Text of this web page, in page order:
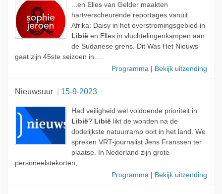
...en Elles van Gelder maakten
hartverscheurende reportages vanuit
Afrika: Daisy in het overstromingsgebied in
Libiëen Elles in vluchtelingenkampen aan
de Sudanese grens. Dit Was Het Nieuws
gaat zijn 45ste seizoen in....
Programma | Bekijk uitzending
Nieuwsuur 15-9-2023
Had veiligheid wel voldoende prioriteit in
Libië? Libiëlikt de wonden na de
dodelijkste natuurramp ooit in het land. We
spreken VRT-journalist Jens Franssen ter
plaatse. In Nederland zijn grote
personeelstekorten,...
Programma | Bekijk uitzending